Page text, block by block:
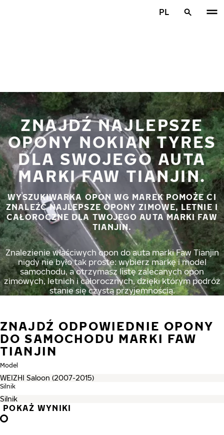
PL
ZNAJDŹ NAJLEPSZE
OPONY NOKIAN TYRES
DLA SWOJEGO AUTA
MARKI FAW TIANJIN.
WYSZUKIWARKA OPON WG MAREK POMOŻE CI
ZNALEŹĆ NAJLEPSZE OPONY ZIMOWE, LETNIE I
CAŁOROCZNE DLA TWOJEGO AUTA MARKI FAW
TIANJIN.
Znalezienie właściwych opon do auta marki Faw Tianjin
nigdy nie było tak proste: wybierz markę i model
samochodu, a otrzymasz listę zalecanych opon
zimowych, letnich i całorocznych, dzięki którym podróż
stanie się czystą przyjemnością.
ZNAJDŹ ODPOWIEDNIE OPONY
DO SAMOCHODU MARKI FAW
TIANJIN
Model
Silnik
POKAŻ WYNIKI